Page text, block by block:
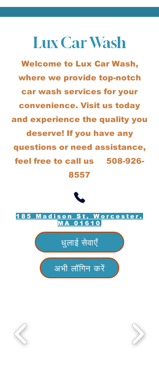
Lux Car Wash
Welcome to Lux Car Wash,
where we provide top-notch
car wash services for your
convenience. Visit us today
and experience the quality you
deserve! If you have any
questions or need assistance,
feel free to call us 508-926-
8557
185 Madison St, Worcester,
MA 01610
धुलाई सेवाएँ
अभी लॉगिन करें